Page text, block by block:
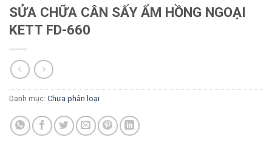
SỬA CHỮA CÂN SẤY ẨM HỒNG NGOẠI
KETT FD-660
Danh mục: Chưa phân loại